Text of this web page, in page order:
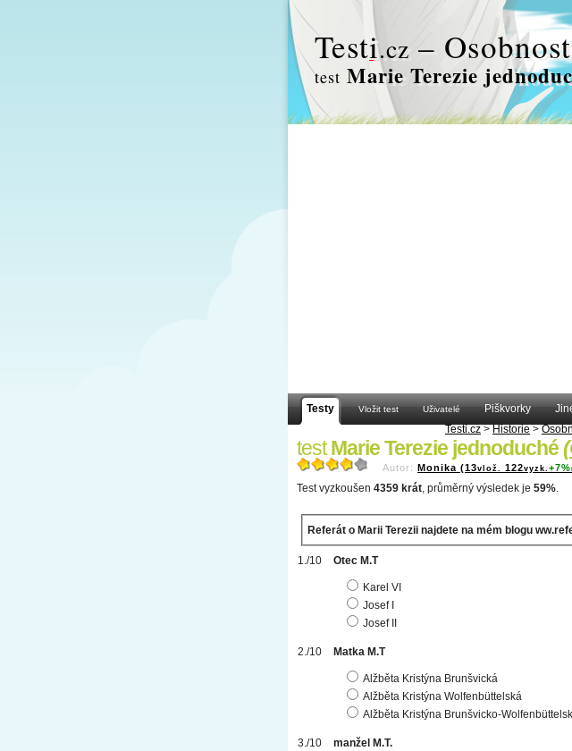
Testi.cz –
test Marie Terezie
Testy Vložit test Uživatelé Piškvorky
Testi.cz > Historie >
testMarie Terezie jednoduché(
Autor: Monika (13vlož. 122vyzk. +7%
Test vyzkoušen 4359 krát, průměrný výsledek je 59%.
Referát o Marii Terezii najdete na mém blogu
Otec M.T
Karel VI
Josef I
Josef II
Matka M.T
Alžběta Kristýna Brunšvická
Alžběta Kristýna Wolfenbüttelská
Alžběta Kristýna Brunšvicko-
manžel M.T.